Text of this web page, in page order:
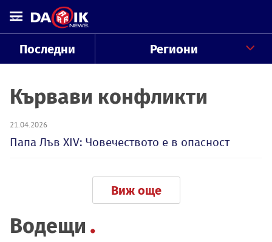
Последни Региони
Кървави конфликти
21.04.2026
Папа Лъв XIV: Човечеството е в опасност
Виж още
Водещи